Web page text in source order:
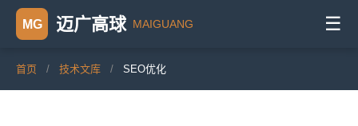
MG 迈广高球 MAIGUANG ☰
首页 / 技术文库 / SEO优化